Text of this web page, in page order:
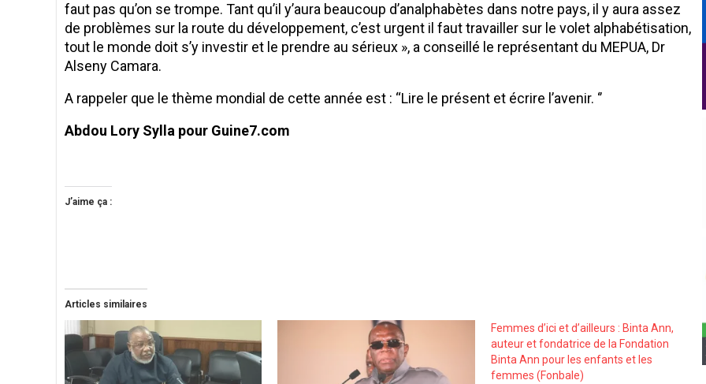
faut pas qu’on se trompe. Tant qu’il y’aura beaucoup d’analphabètes dans notre pays, il y aura assez
de problèmes sur la route du développement, c’est urgent il faut travailler sur le volet alphabétisation,
tout le monde doit s’y investir et le prendre au sérieux », a conseillé le représentant du MEPUA, Dr
Alseny Camara.
A rappeler que le thème mondial de cette année est : “Lire le présent et écrire l’avenir. ‘’
Abdou Lory Sylla pour Guine7.com
J’aime ça :
Articles similaires
Femmes d’ici et d’ailleurs : Binta Ann,
auteur et fondatrice de la Fondation
Binta Ann pour les enfants et les
femmes (Fonbale)